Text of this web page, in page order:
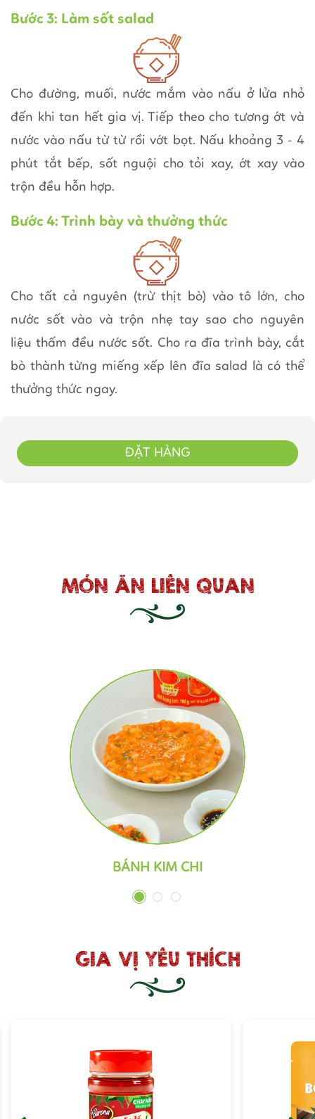
Bước 3: Làm sốt salad
Cho đường, muối, nước mắm vào nấu ở lửa nhỏ
đến khi tan hết gia vị. Tiếp theo cho tương ớt và
nước vào nấu từ từ rồi vớt bọt. Nấu khoảng 3 - 4
phút tắt bếp, sốt nguội cho tỏi xay, ớt xay vào
trộn đều hỗn hợp.
Bước 4: Trình bày và thưởng thức
Cho tất cả nguyên (trừ thịt bò) vào tô lớn, cho
nước sốt vào và trộn nhẹ tay sao cho nguyên
liệu thấm đều nước sốt. Cho ra đĩa trình bày, cắt
bò thành từng miếng xếp lên đĩa salad là có thể
thưởng thức ngay.
ĐẶT HÀNG
MÓN ĂN LIÊN QUAN
BÁNH KIM CHI
1 2 3
GIA VỊ YÊU THÍCH